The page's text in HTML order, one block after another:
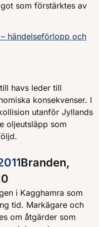
som förstärktes av
händelseförlopp och
havs leder till
konsekvenser. I
utanför Jyllands
oljeutsläpp som
Branden,
i Kagghamra som
tid. Markägare och
om åtgärder som